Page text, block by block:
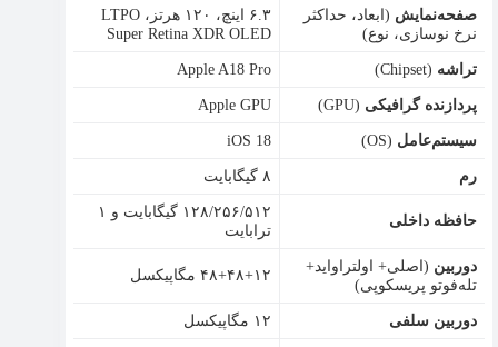
صفحه‌نمایش (ابعاد، حداکثر
نرخ نوسازی، نوع)
۶.۳ اینچ، ۱۲۰ هرتز، LTPO
Super Retina XDR OLED
تراشه (Chipset)
Apple A18 Pro
پردازنده گرافیکی (GPU)
Apple GPU
سیستم‌عامل (OS)
iOS 18
رم
۸ گیگابایت
حافظه داخلی
۱۲۸/۲۵۶/۵۱۲ گیگابایت و ۱
ترابایت
دوربین (اصلی+ اولتراواید+
تله‌فوتو پریسکوپی)
۴۸+۴۸+۱۲ مگاپیکسل
دوربین سلفی
۱۲ مگاپیکسل